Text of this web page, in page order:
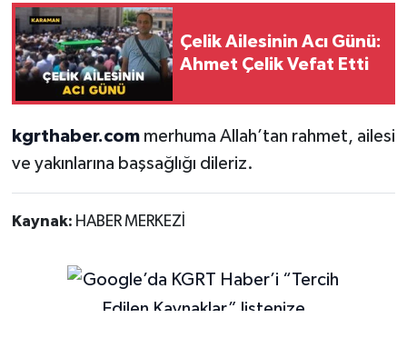
Çelik Ailesinin Acı Günü:
Ahmet Çelik Vefat Etti
kgrthaber.commerhuma Allah’tan rahmet, ailesi
ve yakınlarına başsağlığı dileriz.
Kaynak: HABER MERKEZİ